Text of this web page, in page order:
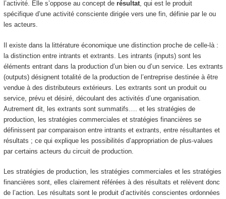
l’activité. Elle s’oppose au concept de résultat, qui est le produit
spécifique d’une activité consciente dirigée vers une fin, définie par le ou
les acteurs.
Il existe dans la littérature économique une distinction proche de celle-là :
la distinction entre intrants et extrants. Les intrants (inputs) sont les
éléments entrant dans la production d’un bien ou d’un service. Les extrants
(outputs) désignent totalité de la production de l’entreprise destinée à être
vendue à des distributeurs extérieurs. Les extrants sont un produit ou
service, prévu et désiré, découlant des activités d’une organisation.
Autrement dit, les extrants sont summatifs …. et les stratégies de
production, les stratégies commerciales et stratégies financières se
définissent par comparaison entre intrants et extrants, entre résultantes et
résultats ; ce qui explique les possibilités d’appropriation de plus-values
par certains acteurs du circuit de production.
Les stratégies de production, les stratégies commerciales et les stratégies
financières sont, elles clairement référées à des résultats et relèvent donc
de l’action. Les résultats sont le produit d’activités conscientes ordonnées